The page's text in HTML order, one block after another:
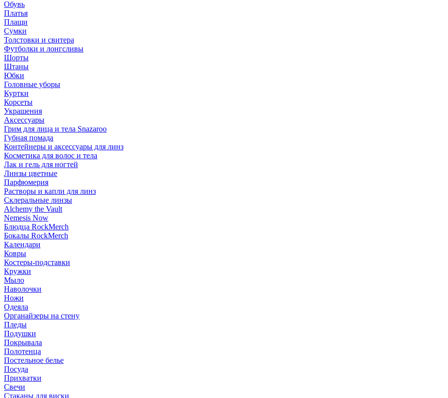
Обувь
Платья
Плащи
Сумки
Толстовки и свитера
Футболки и лонгсливы
Шорты
Штаны
Юбки
Головные уборы
Куртки
Корсеты
Украшения
Аксессуары
Грим для лица и тела Snazaroo
Губная помада
Контейнеры и аксессуары для линз
Косметика для волос и тела
Лак и гель для ногтей
Линзы цветные
Парфюмерия
Растворы и капли для линз
Склеральные линзы
Alchemy the Vault
Nemesis Now
Блюдца RockMerch
Бокалы RockMerch
Календари
Ковры
Костеры-подставки
Кружки
Мыло
Наволочки
Ножи
Одеяла
Органайзеры на стену
Пледы
Подушки
Покрывала
Полотенца
Постельное белье
Посуда
Прихватки
Свечи
Стаканы для виски